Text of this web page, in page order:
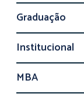
Graduação
Institucional
MBA